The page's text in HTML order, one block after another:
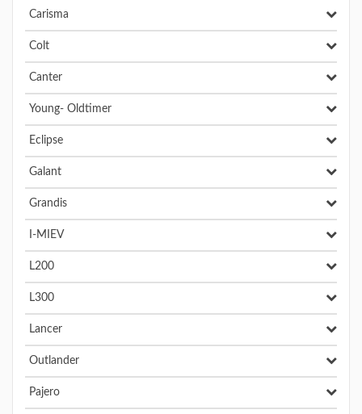
Carisma
Colt
Canter
Young- Oldtimer
Eclipse
Galant
Grandis
I-MIEV
L200
L300
Lancer
Outlander
Pajero